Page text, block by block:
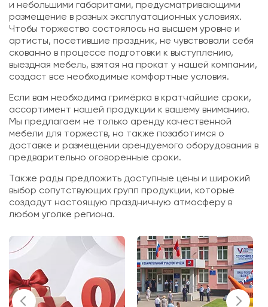
и небольшими габаритами, предусматривающими
размещение в разных эксплуатационных условиях.
Чтобы торжество состоялось на высшем уровне и
артисты, посетившие праздник, не чувствовали себя
скованно в процессе подготовки к выступлению,
выездная мебель, взятая на прокат у нашей компании,
создаст все необходимые комфортные условия.
Если вам необходима гримёрка в кратчайшие сроки,
ассортимент нашей продукции к вашему вниманию.
Мы предлагаем не только аренду качественной
мебели для торжеств, но также позаботимся о
доставке и размещении арендуемого оборудования в
предварительно оговоренные сроки.
Также рады предложить доступные цены и широкий
выбор сопутствующих групп продукции, которые
создадут настоящую праздничную атмосферу в
любом уголке региона.